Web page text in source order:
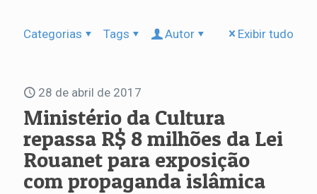
Categorias Tags Autor Exibir tudo
28 de abril de 2017
Ministério da Cultura
repassa R$ 8 milhões da Lei
Rouanet para exposição
com propaganda islâmica